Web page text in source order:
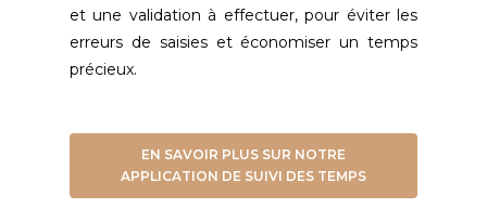
et une validation à effectuer, pour éviter les
erreurs de saisies et économiser un temps
précieux.
EN SAVOIR PLUS SUR NOTRE
APPLICATION DE SUIVI DES TEMPS